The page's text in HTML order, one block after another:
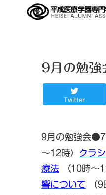
9月の勉強
Twitter
9月の勉強会●7
～12時）
クラ
療法 （10時～
響について （9